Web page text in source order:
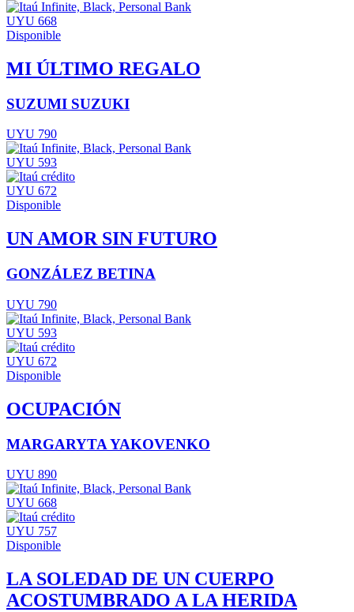
UYU 668
Disponible
MI ÚLTIMO REGALO
SUZUMI SUZUKI
UYU 790
UYU 593
UYU 672
Disponible
UN AMOR SIN FUTURO
GONZÁLEZ BETINA
UYU 790
UYU 593
UYU 672
Disponible
OCUPACIÓN
MARGARYTA YAKOVENKO
UYU 890
UYU 668
UYU 757
Disponible
LA SOLEDAD DE UN CUERPO
ACOSTUMBRADO A LA HERIDA